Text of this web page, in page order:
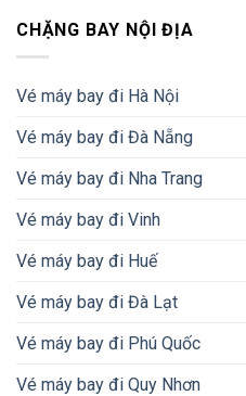
CHẶNG BAY NỘI ĐỊA
Vé máy bay đi Hà Nội
Vé máy bay đi Đà Nẵng
Vé máy bay đi Nha Trang
Vé máy bay đi Vinh
Vé máy bay đi Huế
Vé máy bay đi Đà Lạt
Vé máy bay đi Phú Quốc
Vé máy bay đi Quy Nhơn